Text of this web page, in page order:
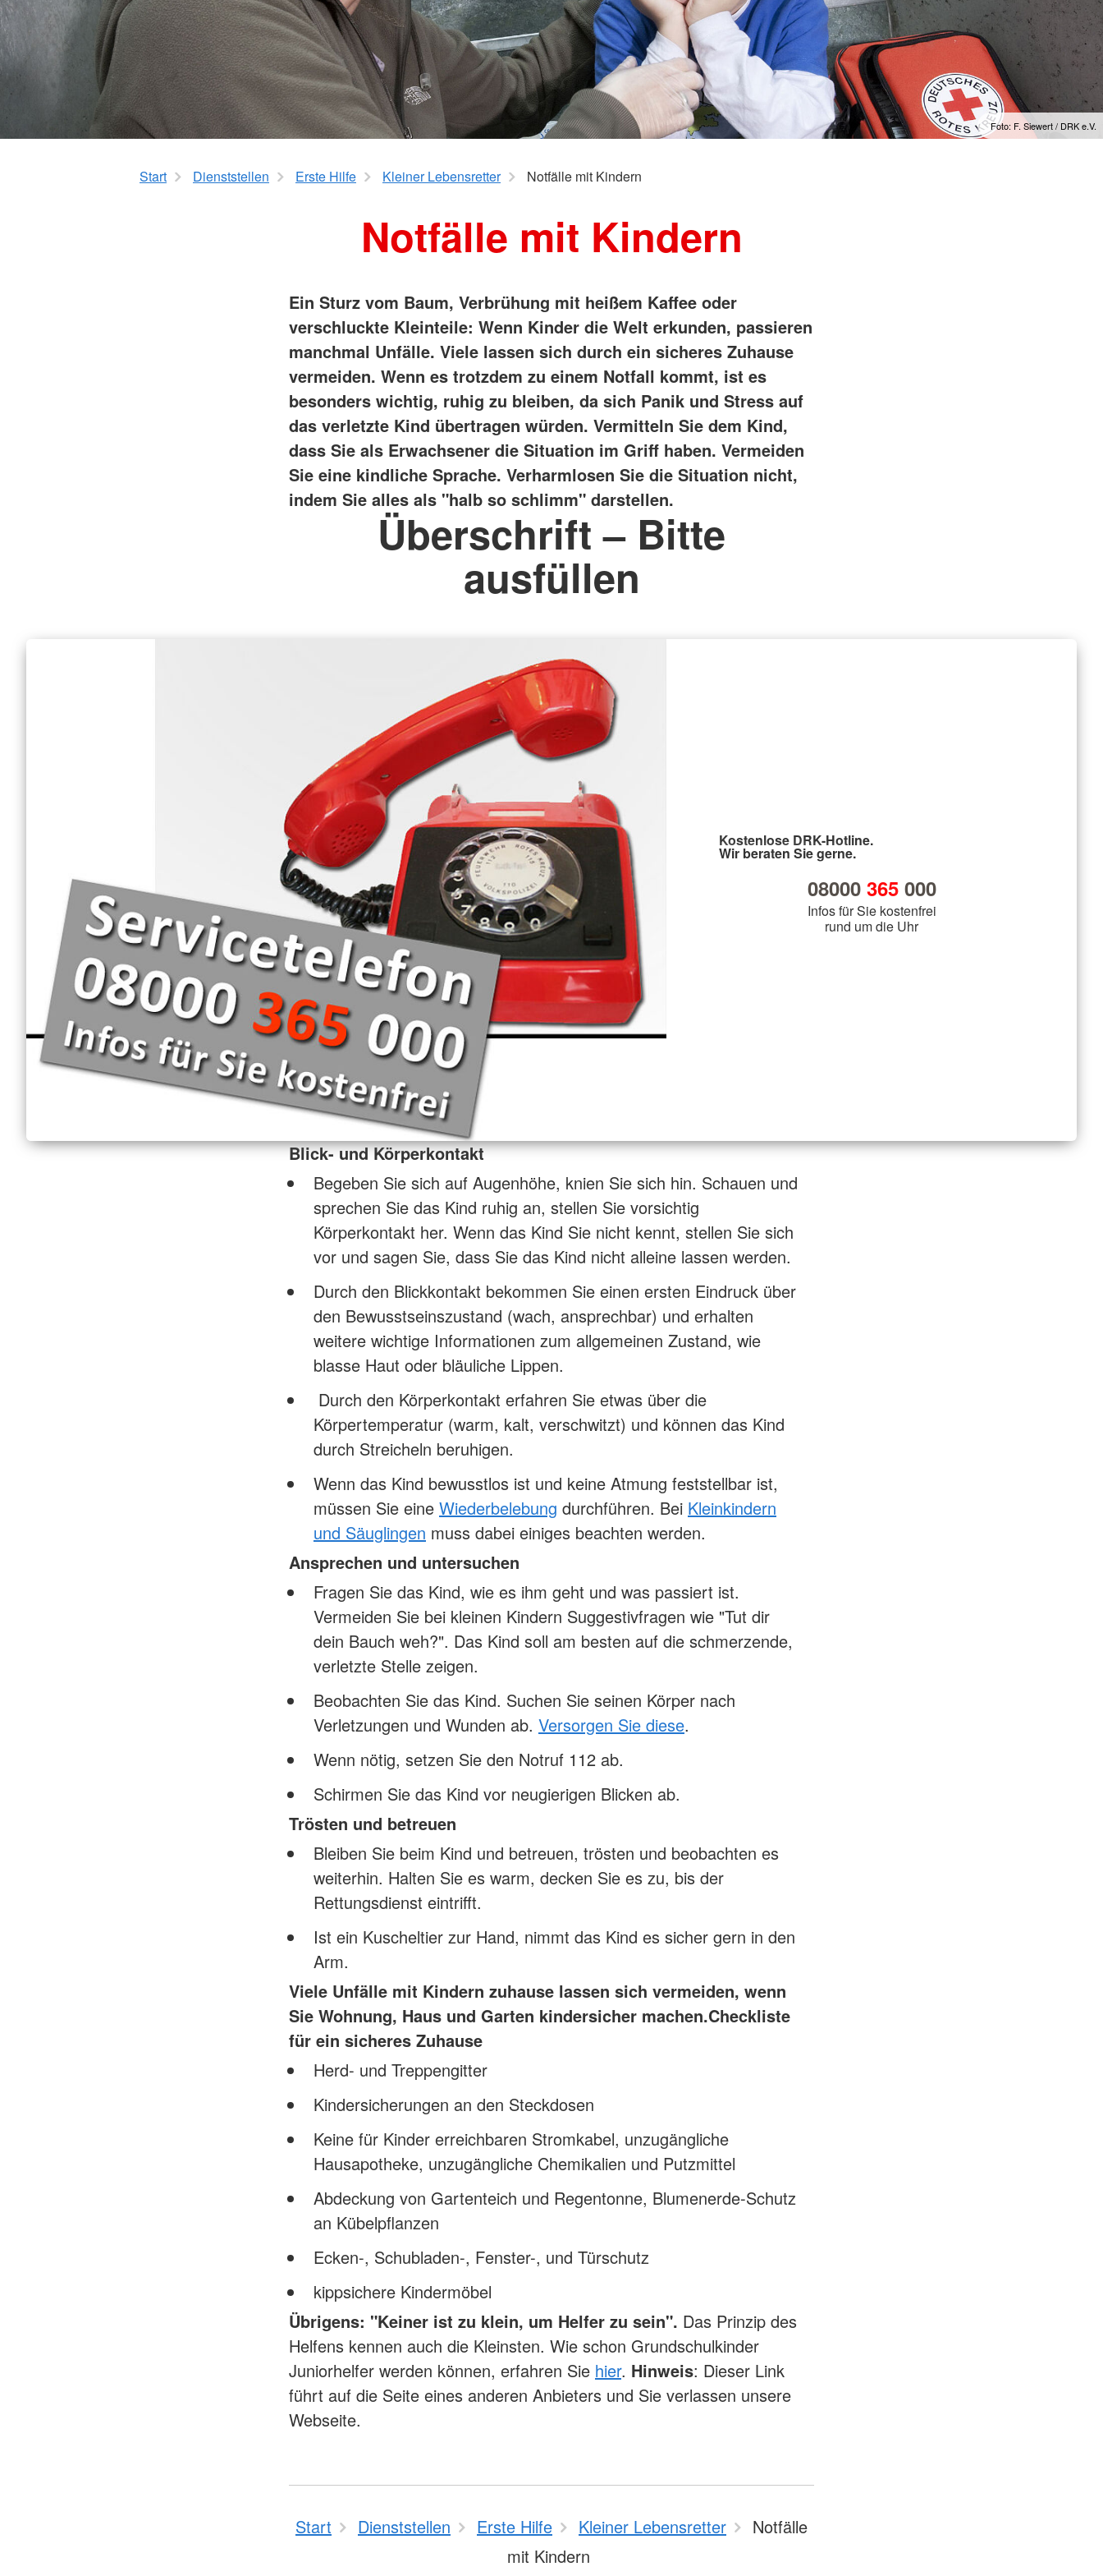
Foto: F. Siewert / DRK e.V.
Start Dienststellen Erste Hilfe Kleiner Lebensretter Notfälle mit Kindern
Notfälle mit Kindern
Ein Sturz vom Baum, Verbrühung mit heißem Kaffee oder
verschluckte Kleinteile: Wenn Kinder die Welt erkunden, passieren
manchmal Unfälle. Viele lassen sich durch ein sicheres Zuhause
vermeiden. Wenn es trotzdem zu einem Notfall kommt, ist es
besonders wichtig, ruhig zu bleiben, da sich Panik und Stress auf
das verletzte Kind übertragen würden. Vermitteln Sie dem Kind,
dass Sie als Erwachsener die Situation im Griff haben. Vermeiden
Sie eine kindliche Sprache. Verharmlosen Sie die Situation nicht,
indem Sie alles als "halb so schlimm" darstellen.
Überschrift – Bitte
ausfüllen
Kostenlose DRK-Hotline.
Wir beraten Sie gerne.
08000 365000
Infos für Sie kostenfrei
rund um die Uhr
Blick- und Körperkontakt
Begeben Sie sich auf Augenhöhe, knien Sie sich hin. Schauen und
sprechen Sie das Kind ruhig an, stellen Sie vorsichtig
Körperkontakt her. Wenn das Kind Sie nicht kennt, stellen Sie sich
vor und sagen Sie, dass Sie das Kind nicht alleine lassen werden.
Durch den Blickkontakt bekommen Sie einen ersten Eindruck über
den Bewusstseinszustand (wach, ansprechbar) und erhalten
weitere wichtige Informationen zum allgemeinen Zustand, wie
blasse Haut oder bläuliche Lippen.
Durch den Körperkontakt erfahren Sie etwas über die
Körpertemperatur (warm, kalt, verschwitzt) und können das Kind
durch Streicheln beruhigen.
Wenn das Kind bewusstlos ist und keine Atmung feststellbar ist,
müssen Sie eine Wiederbelebung durchführen. Bei Kleinkindern
und Säuglingen muss dabei einiges beachten werden.
Ansprechen und untersuchen
Fragen Sie das Kind, wie es ihm geht und was passiert ist.
Vermeiden Sie bei kleinen Kindern Suggestivfragen wie "Tut dir
dein Bauch weh?". Das Kind soll am besten auf die schmerzende,
verletzte Stelle zeigen.
Beobachten Sie das Kind. Suchen Sie seinen Körper nach
Verletzungen und Wunden ab. Versorgen Sie diese.
Wenn nötig, setzen Sie den Notruf 112 ab.
Schirmen Sie das Kind vor neugierigen Blicken ab.
Trösten und betreuen
Bleiben Sie beim Kind und betreuen, trösten und beobachten es
weiterhin. Halten Sie es warm, decken Sie es zu, bis der
Rettungsdienst eintrifft.
Ist ein Kuscheltier zur Hand, nimmt das Kind es sicher gern in den
Arm.
Viele Unfälle mit Kindern zuhause lassen sich vermeiden, wenn
Sie Wohnung, Haus und Garten kindersicher machen.Checkliste
für ein sicheres Zuhause
Herd- und Treppengitter
Kindersicherungen an den Steckdosen
Keine für Kinder erreichbaren Stromkabel, unzugängliche
Hausapotheke, unzugängliche Chemikalien und Putzmittel
Abdeckung von Gartenteich und Regentonne, Blumenerde-Schutz
an Kübelpflanzen
Ecken-, Schubladen-, Fenster-, und Türschutz
kippsichere Kindermöbel
Übrigens: "Keiner ist zu klein, um Helfer zu sein". Das Prinzip des
Helfens kennen auch die Kleinsten. Wie schon Grundschulkinder
Juniorhelfer werden können, erfahren Sie hier. Hinweis: Dieser Link
führt auf die Seite eines anderen Anbieters und Sie verlassen unsere
Webseite.
Start Dienststellen Erste Hilfe Kleiner Lebensretter
Notfälle
mit Kindern